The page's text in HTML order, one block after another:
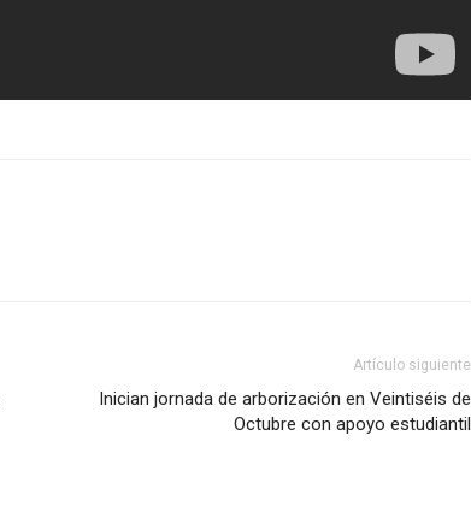
Artículo siguiente
Inician jornada de arborización en Veintiséis de
Octubre con apoyo estudiantil